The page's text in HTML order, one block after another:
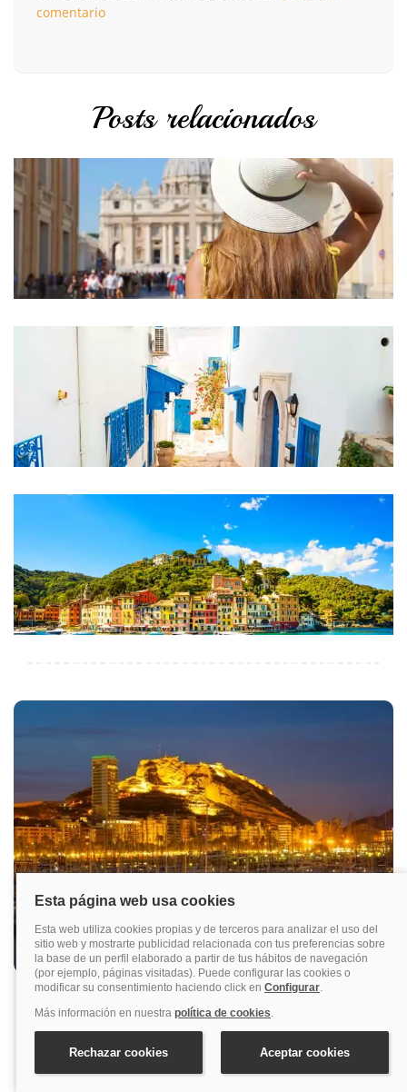
comentario
Posts relacionados
GUÍA DE PUERTOS DE CRUCEROS
Qué ver en Alicante